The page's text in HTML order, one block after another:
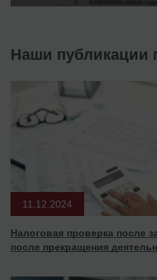
Наши публикации
11.12.2024
Налоговая проверка после
после прекращения